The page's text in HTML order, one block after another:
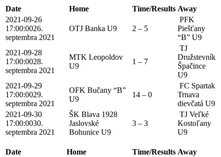
Date Home Time/Results Away
2021-09-26
17:00:0026.
septembra 2021
OTJ Banka U9 2 – 5
PFK
Piešťany
“B” U9
2021-09-28
17:00:0028.
septembra 2021
MTK Leopoldov
U9
1 – 7
TJ
Družstevník
Špačince
U9
2021-09-29
17:00:0029.
septembra 2021
OFK Bučany “B”
U9
14 – 0
FC Spartak
Trnava
dievčatá U9
2021-09-30
17:00:0030.
septembra 2021
ŠK Blava 1928
Jaslovské
Bohunice U9
3 – 3
TJ Veľké
Kostoľany
U9
Date Home Time/Results Away